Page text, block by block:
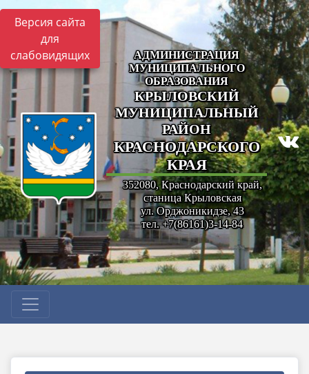
Версия сайта
для
слабовидящих
АДМИНИСТРАЦИЯ
МУНИЦИПАЛЬНОГО
ОБРАЗОВАНИЯ
КРЫЛОВСКИЙ
МУНИЦИПАЛЬНЫЙ
РАЙОН
КРАСНОДАРСКОГО
КРАЯ
352080, Краснодарский край,
станица Крыловская
ул. Орджоникидзе, 43
тел. +7(86161)3-14-84